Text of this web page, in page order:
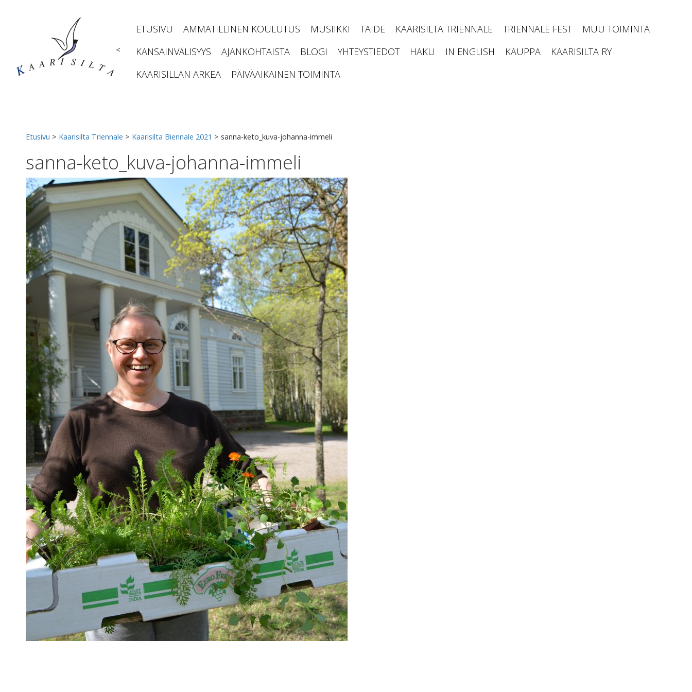
<
ETUSIVU AMMATILLINEN KOULUTUS MUSIIKKI TAIDE KAARISILTA TRIENNALE TRIENNALE FEST
MUU TOIMINTA
KANSAINVÄLISYYS
AJANKOHTAISTA BLOGI YHTEYSTIEDOT HAKU IN ENGLISH KAUPPA
KAARISILTA RY
KAARISILLAN ARKEA
PÄIVÄAIKAINEN TOIMINTA
Etusivu > Kaarisilta Triennale > Kaarisilta Biennale 2021 > sanna-keto_kuva-johanna-immeli
sanna-keto_kuva-johanna-immeli